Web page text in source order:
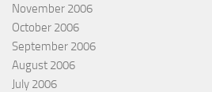
November 2006
October 2006
September 2006
August 2006
July 2006